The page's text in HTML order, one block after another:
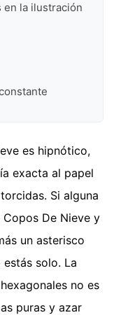
en la ilustración
es hipnótico,
exacta al papel
Si alguna
De Nieve y
un asterisco
solo. La
no es
puras y azar